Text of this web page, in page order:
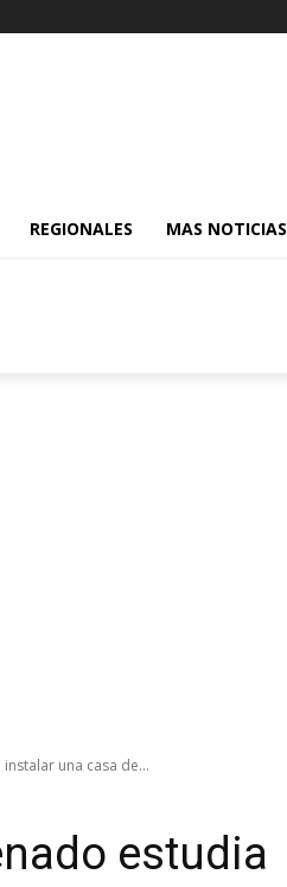
REGIONALES MAS NOTICIAS
una casa de...
estudia